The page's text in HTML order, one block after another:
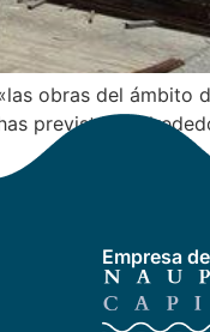
obras del ámbito
previstas»,
Empresa